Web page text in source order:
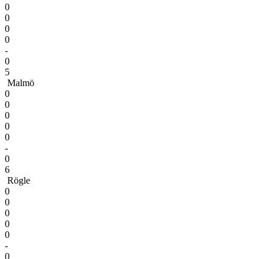
0
0
0
0
-
0
5
Malmö
0
0
0
0
0
-
0
6
Rögle
0
0
0
0
0
-
0